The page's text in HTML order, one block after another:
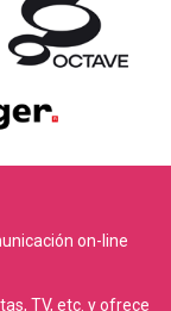
on-line
TV, etc. y ofrece